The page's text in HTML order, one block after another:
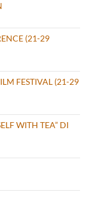
(21-29
FESTIVAL (21-29
WITH TEA” DI